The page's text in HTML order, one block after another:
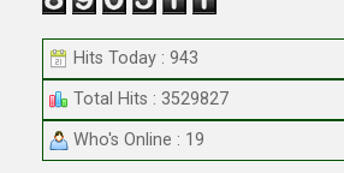
Hits Today : 943
Total Hits : 3529827
Who's Online : 19